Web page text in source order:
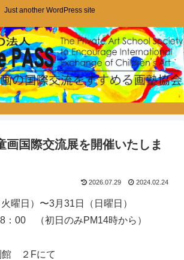
Just another WordPress site
画国際交流展を開催いたしま
2026.07.29 2024.02.24
曜日）〜3月31日（日曜日）
：00 （初日のみPM14時から）
館 ２Fにて